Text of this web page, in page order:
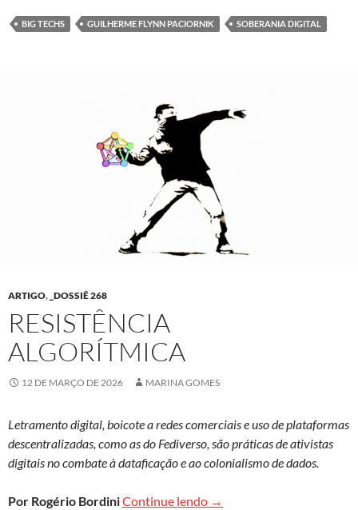
BIG TECHS GUILHERME FLYNN PACIORNIK SOBERANIA DIGITAL
ARTIGO, _DOSSIÊ 268
RESISTÊNCIA
ALGORÍTMICA
12 DE MARÇO DE 2026 MARINA GOMES
Letramento digital, boicote a redes comerciais e uso de plataformas
descentralizadas, como as do Fediverso, são práticas de ativistas
digitais no combate à dataficação e ao colonialismo de dados.
Por Rogério BordiniContinue lendo Resistência algorítmica
→